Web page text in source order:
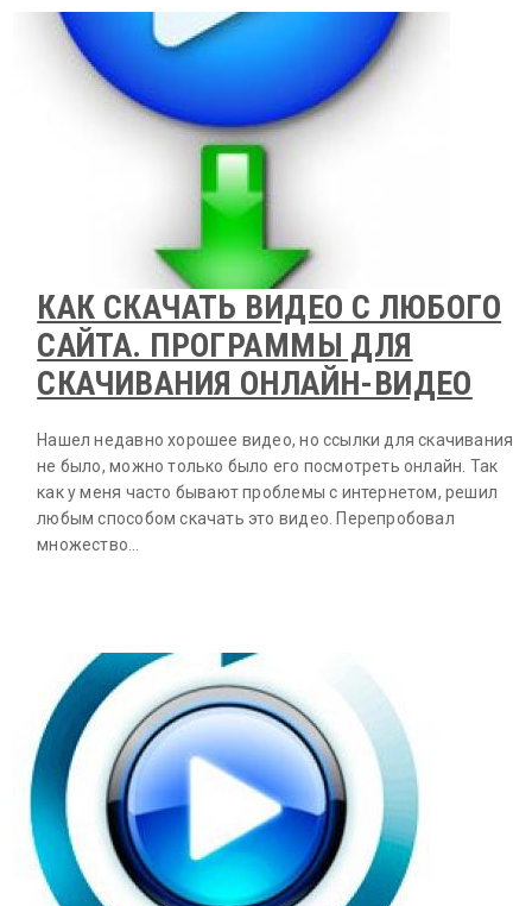
КАК СКАЧАТЬ ВИДЕО С ЛЮБОГО
САЙТА. ПРОГРАММЫ ДЛЯ
СКАЧИВАНИЯ ОНЛАЙН-ВИДЕО
Нашел недавно хорошее видео, но ссылки для скачивания
не было, можно только было его посмотреть онлайн. Так
как у меня часто бывают проблемы с интернетом, решил
любым способом скачать это видео. Перепробовал
множество…